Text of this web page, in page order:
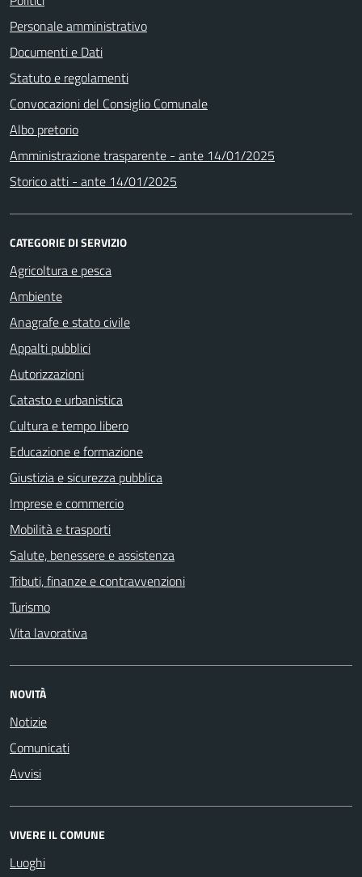
Personale amministrativo
Documenti e Dati
Statuto e regolamenti
Convocazioni del Consiglio Comunale
Albo pretorio
Amministrazione trasparente - ante 14/01/2025
Storico atti - ante 14/01/2025
CATEGORIE DI SERVIZIO
Agricoltura e pesca
Ambiente
Anagrafe e stato civile
Appalti pubblici
Autorizzazioni
Catasto e urbanistica
Cultura e tempo libero
Educazione e formazione
Giustizia e sicurezza pubblica
Imprese e commercio
Mobilità e trasporti
Salute, benessere e assistenza
Tributi, finanze e contravvenzioni
Turismo
Vita lavorativa
NOVITÀ
Notizie
Comunicati
Avvisi
VIVERE IL COMUNE
Luoghi